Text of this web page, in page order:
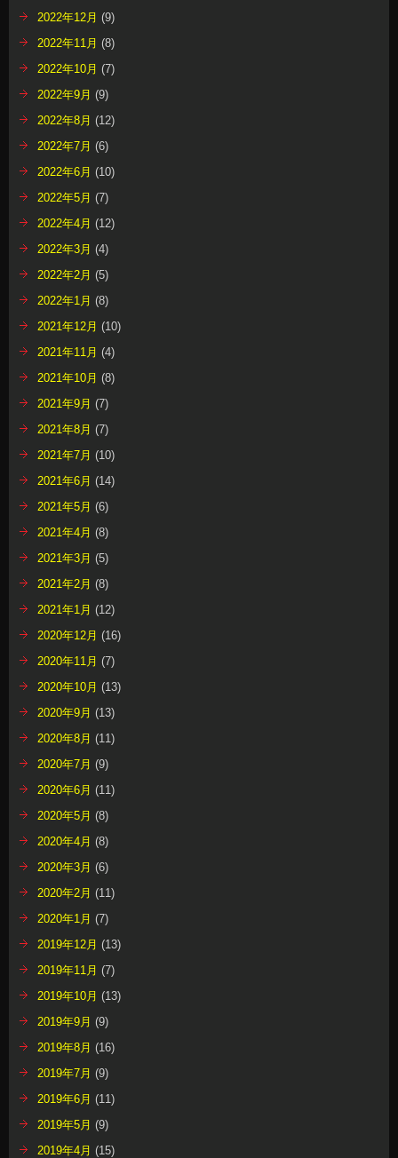
2022年12月 (9)
2022年11月 (8)
2022年10月 (7)
2022年9月 (9)
2022年8月 (12)
2022年7月 (6)
2022年6月 (10)
2022年5月 (7)
2022年4月 (12)
2022年3月 (4)
2022年2月 (5)
2022年1月 (8)
2021年12月 (10)
2021年11月 (4)
2021年10月 (8)
2021年9月 (7)
2021年8月 (7)
2021年7月 (10)
2021年6月 (14)
2021年5月 (6)
2021年4月 (8)
2021年3月 (5)
2021年2月 (8)
2021年1月 (12)
2020年12月 (16)
2020年11月 (7)
2020年10月 (13)
2020年9月 (13)
2020年8月 (11)
2020年7月 (9)
2020年6月 (11)
2020年5月 (8)
2020年4月 (8)
2020年3月 (6)
2020年2月 (11)
2020年1月 (7)
2019年12月 (13)
2019年11月 (7)
2019年10月 (13)
2019年9月 (9)
2019年8月 (16)
2019年7月 (9)
2019年6月 (11)
2019年5月 (9)
2019年4月 (15)